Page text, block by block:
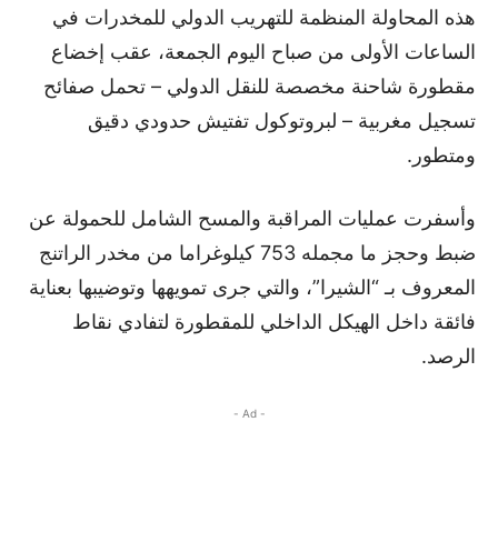
هذه المحاولة المنظمة للتهريب الدولي للمخدرات في
الساعات الأولى من صباح اليوم الجمعة، عقب إخضاع
مقطورة شاحنة مخصصة للنقل الدولي – تحمل صفائح
تسجيل مغربية – لبروتوكول تفتيش حدودي دقيق
ومتطور.
وأسفرت عمليات المراقبة والمسح الشامل للحمولة عن
ضبط وحجز ما مجمله 753 كيلوغراما من مخدر الراتنج
المعروف بـ “الشيرا”، والتي جرى تمويهها وتوضيبها بعناية
فائقة داخل الهيكل الداخلي للمقطورة لتفادي نقاط
الرصد.
- Ad -